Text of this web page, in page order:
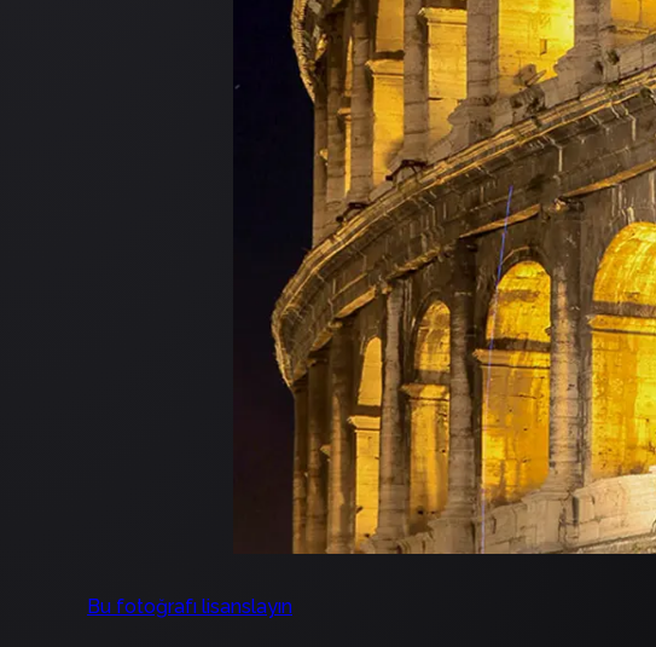
Bu fotoğrafı lisanslayın